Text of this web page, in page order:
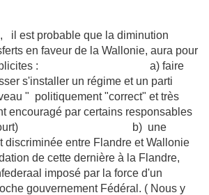
il est probable que la diminution
en faveur de la Wallonie, aura pour
implicites : a) faire
s'installer un régime et un parti
" politiquement "correct" et très
encouragé par certains responsables
. (Delcourt) b) une
discriminée entre Flandre et Wallonie
de cette dernière à la Flandre,
imposé par la force d'un
gouvernement Fédéral. ( Nous y